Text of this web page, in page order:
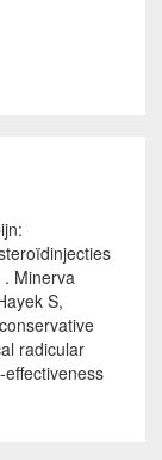
Minerva
S,
radicular